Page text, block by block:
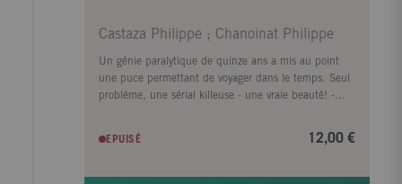
Castaza Philippe ; Chanoinat Philippe
Un génie paralytique de quinze ans a mis au point
une puce permettant de voyager dans le temps. Seul
problème, une sérial killeuse - une vraie beauté! -
criminels de l'histoire, semant une multitude de
EPUISÉ 12,00 €